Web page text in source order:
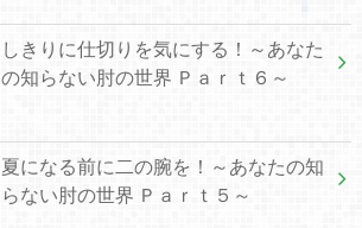
しきりに仕切りを気にする！～あなた
の知らない肘の世界 Ｐａｒｔ６～
夏になる前に二の腕を！～あなたの知
らない肘の世界 Ｐａｒｔ５～